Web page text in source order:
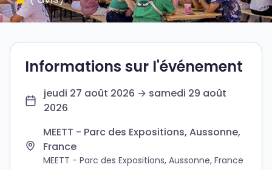
Informations sur l'événement
jeudi 27 août 2026 → samedi 29 août
2026
MEETT - Parc des Expositions, Aussonne,
France
MEETT - Parc des Expositions, Aussonne, France